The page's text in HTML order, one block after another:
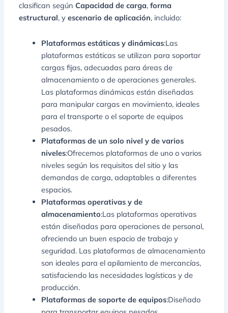
clasifican segúnCapacidad de carga,forma
estructural, yescenario de aplicación, incluido:
Plataformas estáticas y dinámicas:Las
plataformas estáticas se utilizan para soportar
cargas fijas, adecuadas para áreas de
almacenamiento o de operaciones generales.
Las plataformas dinámicas están diseñadas
para manipular cargas en movimiento, ideales
para el transporte o el soporte de equipos
pesados.
Plataformas de un solo nivel y de varios
niveles:Ofrecemos plataformas de uno o varios
niveles según los requisitos del sitio y las
demandas de carga, adaptables a diferentes
espacios.
Plataformas operativas y de
almacenamiento:Las plataformas operativas
están diseñadas para operaciones de personal,
ofreciendo un buen espacio de trabajo y
seguridad. Las plataformas de almacenamiento
son ideales para el apilamiento de mercancías,
satisfaciendo las necesidades logísticas y de
producción.
Plataformas de soporte de equipos:Diseñado